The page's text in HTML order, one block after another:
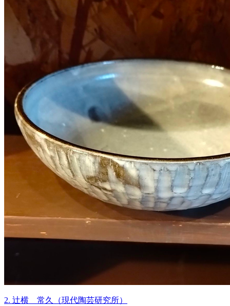
2. 辻横 常久（現代陶芸研究所）